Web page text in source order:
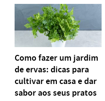
Como fazer um jardim
de ervas: dicas para
cultivar em casa e dar
sabor aos seus pratos